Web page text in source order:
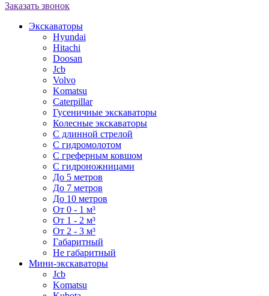
Заказать звонок
Экскаваторы
Hyundai
Hitachi
Doosan
Jcb
Volvo
Komatsu
Caterpillar
Гусеничные экскаваторы
Колесные экскаваторы
С длинной стрелой
С гидромолотом
С греферным ковшом
С гидроножницами
До 5 метров
До 7 метров
До 10 метров
От 0 - 1 м³
От 1 - 2 м³
От 2 - 3 м³
Габаритный
Не габаритный
Мини-экскаваторы
Jcb
Komatsu